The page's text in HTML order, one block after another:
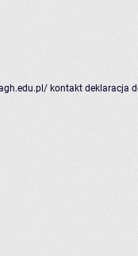
kontakt deklaracja